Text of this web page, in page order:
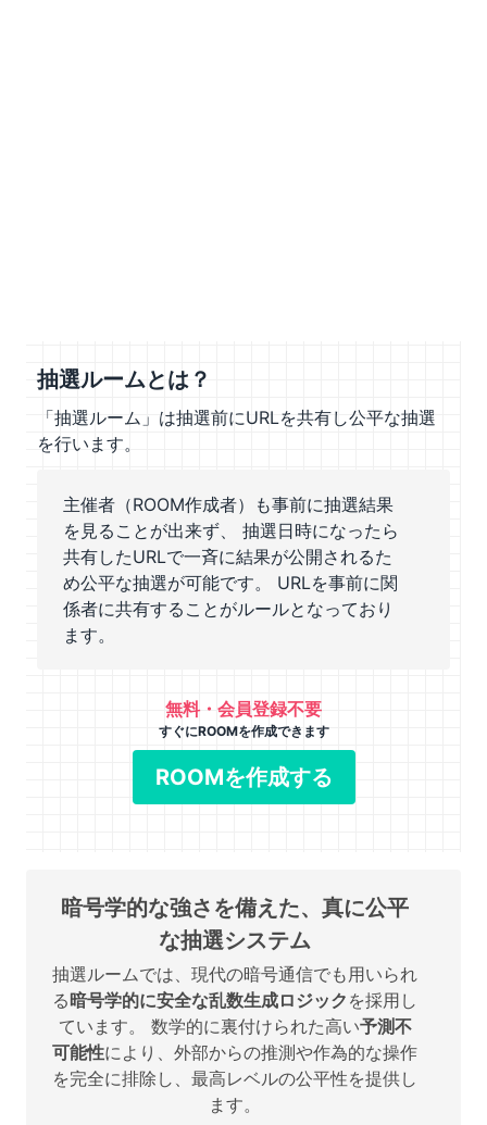
抽選ルームとは？
「抽選ルーム」は抽選前にURLを共有し公平な抽選
を行います。
主催者（ROOM作成者）も事前に抽選結果
を見ることが出来ず、 抽選日時になったら
共有したURLで一斉に結果が公開されるた
め公平な抽選が可能です。 URLを事前に関
係者に共有することがルールとなっており
ます。
無料・会員登録不要
すぐにROOMを作成できます
ROOMを作成する
暗号学的な強さを備えた、真に公平
な抽選システム
抽選ルームでは、現代の暗号通信でも用いられ
る暗号学的に安全な乱数生成ロジック を採用し
ています。 数学的に裏付けられた高い予測不
可能性により、外部からの推測や作為的な操作
を完全に排除し、最高レベルの公平性を提供し
ます。